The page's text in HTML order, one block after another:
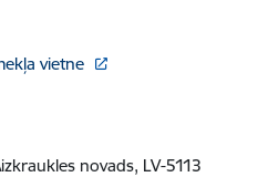
vietne
novads, LV-5113